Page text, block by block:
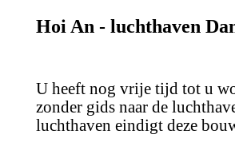
Hoi An - luchthaven
U heeft nog vrije tijd tot u
zonder gids naar de
luchthaven eindigt deze